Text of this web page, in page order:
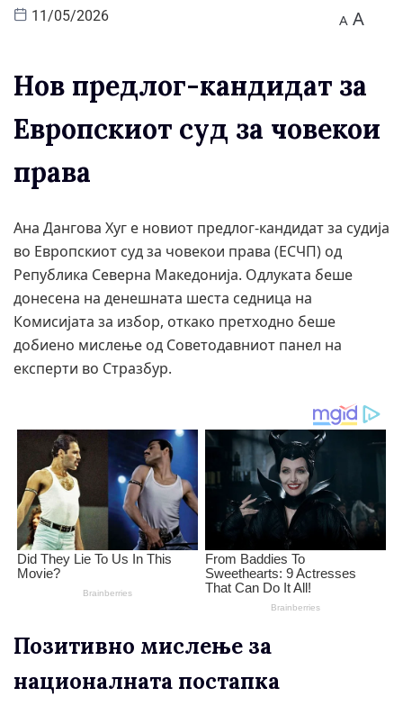
11/05/2026 A A
Нов предлог-кандидат за
Европскиот суд за човекои
права
Ана Дангова Хуг е новиот предлог-кандидат за судија
во Европскиот суд за човекои права (ЕСЧП) од
Република Северна Македонија. Одлуката беше
донесена на денешната шеста седница на
Комисијата за избор, откако претходно беше
добиено мислење од Советодавниот панел на
експерти во Стразбур.
Позитивно мислење за
националната постапка